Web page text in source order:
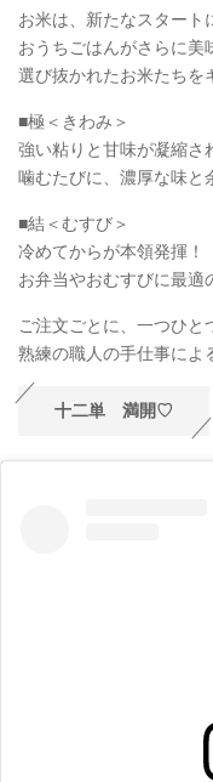
お米は、新たなスタート
おうちごはんがさらに美
選び抜かれたお米たち
■極＜きわみ＞
強い粘りと甘味が凝縮さ
噛むたびに、濃厚な味と
■結＜むすび＞
冷めてからが本領発揮！
お弁当やおむすびに最適
ご注文ごとに、一つひと
熟練の職人の手仕事によ
十二単 満開♡